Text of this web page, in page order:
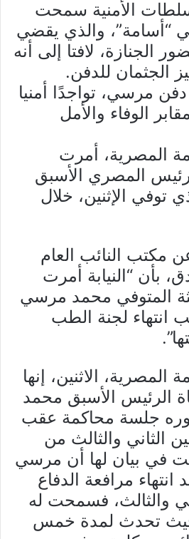
الأمنية سمحت
“أسامة”، والذي يقضي
الجنازة، لافتا إلى أنه
الجثمان للدفن.
مرسي، تواجدًا أمنيا
الوفاء والأمل
المصرية، أمرت
المصري الأسبق
الإثنين، خلال
مكتب النائب العام
بأن “النيابة أمرت
المتوفي محمد مرسي
انتهاء لجنة الطب
المصرية، الاثنين، إنها
الرئيس الأسبق محمد
جلسة محاكمة عقب
الثاني والثالث من
في بيان لها أن مرسي
مرافعة الدفاع
والثالث، فسمحت له
حيث تحدث لمدة خمس